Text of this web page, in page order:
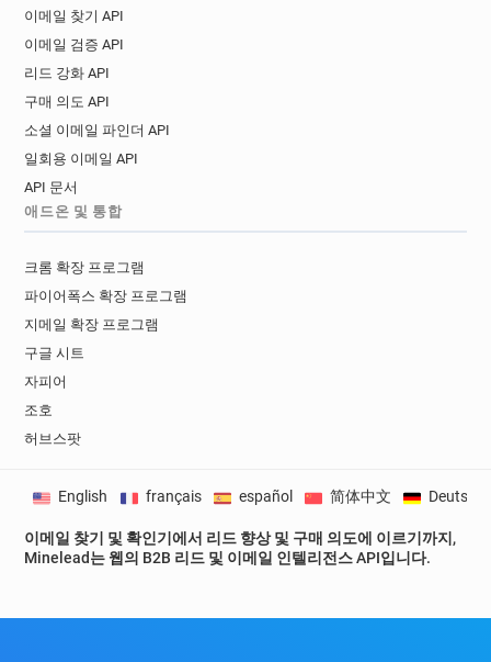
이메일 찾기 API
이메일 검증 API
리드 강화 API
구매 의도 API
소셜 이메일 파인더 API
일회용 이메일 API
API 문서
애드온 및 통합
크롬 확장 프로그램
파이어폭스 확장 프로그램
지메일 확장 프로그램
구글 시트
자피어
조호
허브스팟
이메일 찾기 및 확인기에서 리드 향상 및 구매 의도에 이르기까지,
Minelead는 웹의 B2B 리드 및 이메일 인텔리전스 API입니다.
English français español 简体中文 Deutsch